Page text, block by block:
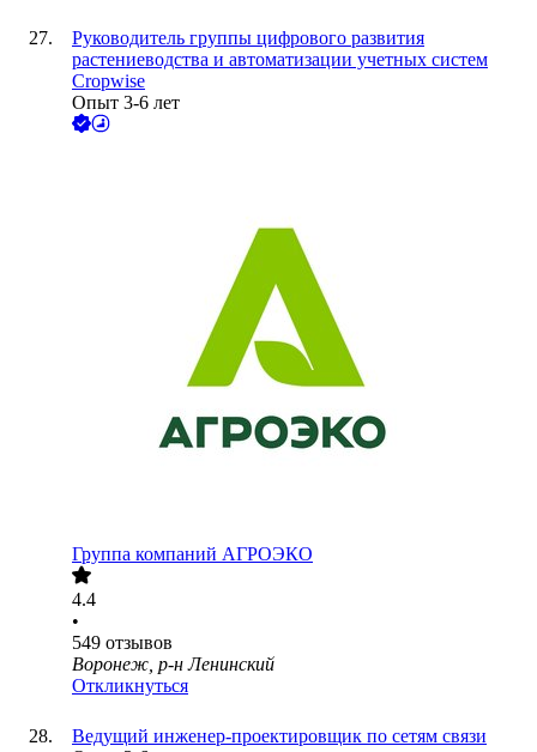
Руководитель группы цифрового развития
растениеводства и автоматизации учетных систем
Cropwise
Опыт 3-6 лет
Группа компаний АГРОЭКО
4.4
•
549 отзывов
Воронеж, р-н Ленинский
Откликнуться
Ведущий инженер-проектировщик по сетям связи